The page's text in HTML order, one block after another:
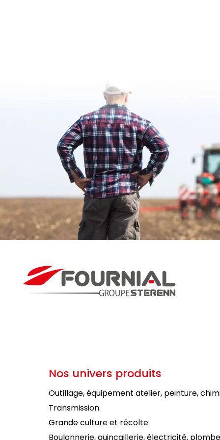
Nos univers produits
Outillage, équipement atelier, peinture,
Transmission
Grande culture et récolte
Boulonnerie, quincaillerie, électricité,